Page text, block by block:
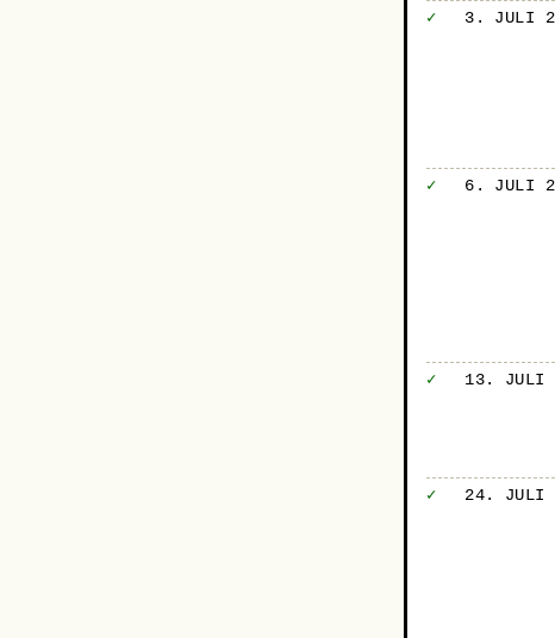
✓ 3. JULI
✓ 6. JULI
✓ 13. JULI
✓ 24. JULI